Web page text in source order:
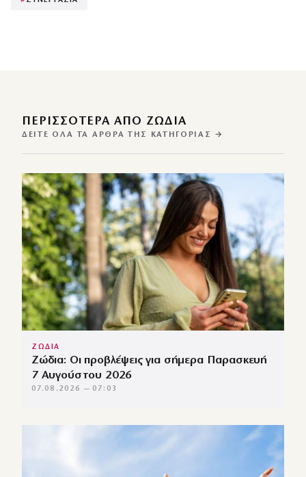
ΠΕΡΙΣΣΌΤΕΡΑ ΑΠΌ ΖΩΔΙΑ
ΔΕΊΤΕ ΌΛΑ ΤΑ ΆΡΘΡΑ ΤΗΣ ΚΑΤΗΓΟΡΊΑΣ →
ΖΩΔΙΑ
Ζώδια: Οι προβλέψεις για σήμερα Παρασκευή
7 Αυγούστου 2026
07.08.2026 — 07:03